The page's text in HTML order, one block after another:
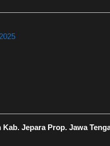
Jepara Prop. Jawa